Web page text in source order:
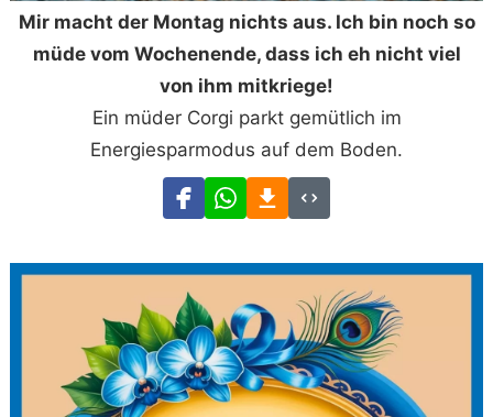
Mir macht der Montag nichts aus. Ich bin noch so
müde vom Wochenende, dass ich eh nicht viel
von ihm mitkriege!
Ein müder Corgi parkt gemütlich im
Energiesparmodus auf dem Boden.